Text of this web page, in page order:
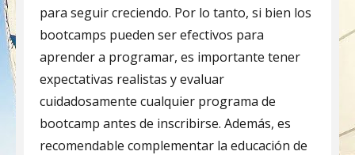
para seguir creciendo. Por lo tanto, si bien los
bootcamps pueden ser efectivos para
aprender a programar, es importante tener
expectativas realistas y evaluar
cuidadosamente cualquier programa de
bootcamp antes de inscribirse. Además, es
recomendable complementar la educación de